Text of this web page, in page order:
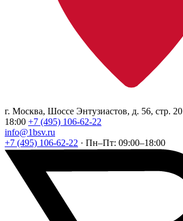
г. Москва, Шоссе Энтузиастов, д. 56, стр. 20
18:00 +7 (495) 106-62-22
info@1bsv.ru
+7 (495) 106-62-22 · Пн–Пт: 09:00–18:00